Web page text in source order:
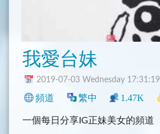
我愛台妹
2019-07-03 Wednesday 17:31:19
頻道 繁中 1.47K
一個每日分享IG正妹美女的頻道